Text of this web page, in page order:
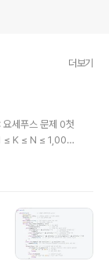
더보기
세푸스 문제 0첫
≤ K ≤ N ≤ 1,00
포인터로 예외처
순서 입력 que